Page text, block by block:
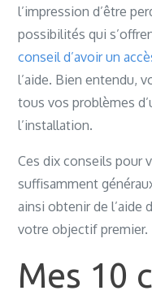
à
vos
demandes
d’aide
l’impression d’être
possibilités qui
conseil d’avoir un
l’aide. Bien entendu,
tous vos problèmes
l’installation.
Ces dix conseils pour
suffisamment
ainsi obtenir de l’aide
votre objectif premier.
Mes 10